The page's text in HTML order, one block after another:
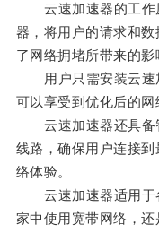
云速加速器的工作
器，将用户的请求和
了网络拥堵所带来的影
用户只需安装云速
可以享受到优化后的网
云速加速器还具备
线路，确保用户连接
络体验。
云速加速器适用于
家中使用宽带网络，